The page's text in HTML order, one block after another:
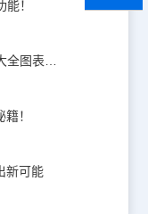
！
CAD高效绘图秘籍：CAD常用命令大全图表珍藏版
！
新可能